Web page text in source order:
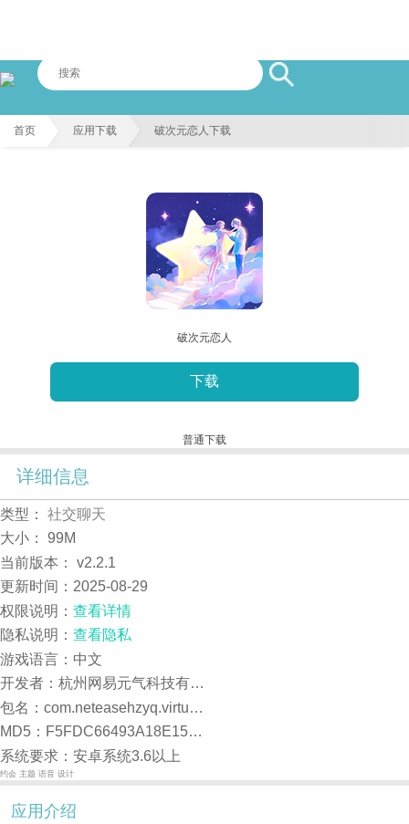
首页 应用下载 破次元恋人下载
破次元恋人
下载
普通下载
详细信息
类型：
社交聊天
大小：
99M
当前版本：
v2.2.1
更新时间： 2025-08-29
权限说明： 查看详情
隐私说明： 查看隐私
游戏语言：中文
开发者：杭州网易元气科技有限公司
包名：com.neteasehzyq.virtualcharacter
MD5：F5FDC66493A18E15F6566D5DA8F6F02D
系统要求：安卓系统3.6以上
约会 主题 语音 设计
应用介绍